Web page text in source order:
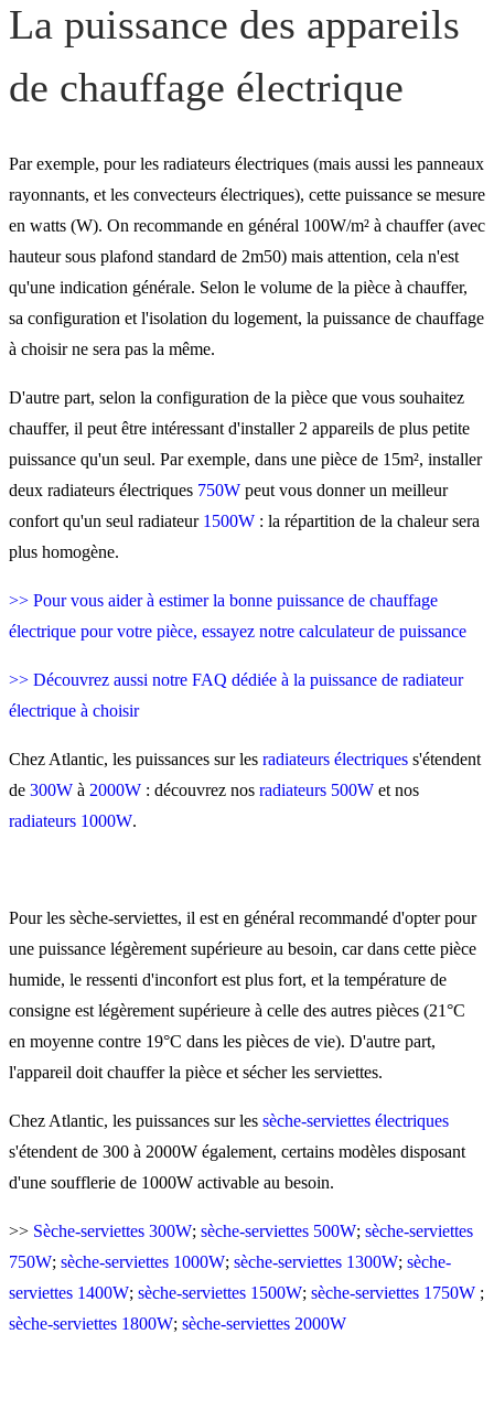
Les puissances de
chaleur air/eau
La puissance des appareils
de chauffage électrique
Par exemple, pour les radiateurs électriques (mais aussi les panneaux
rayonnants, et les convecteurs électriques), cette puissance se mesure
en watts (W). On recommande en général 100W/m² à chauffer (avec
hauteur sous plafond standard de 2m50) mais attention, cela n'est
qu'une indication générale. Selon le volume de la pièce à chauffer,
sa configuration et l'isolation du logement, la puissance de chauffage
à choisir ne sera pas la même.
D'autre part, selon la configuration de la pièce que vous souhaitez
chauffer, il peut être intéressant d'installer 2 appareils de plus petite
puissance qu'un seul. Par exemple, dans une pièce de 15m², installer
deux radiateurs électriques 750W peut vous donner un meilleur
confort qu'un seul radiateur 1500W : la répartition de la chaleur sera
plus homogène.
>> Pour vous aider à estimer la bonne puissance de chauffage
électrique pour votre pièce, essayez notre calculateur de puissance
>> Découvrez aussi notre FAQ dédiée à la puissance de radiateur
électrique à choisir
Chez Atlantic, les puissances sur les radiateurs électriques s'étendent
de 300W à 2000W : découvrez nos radiateurs 500W et nos
radiateurs 1000W.
Pour les sèche-serviettes, il est en général recommandé d'opter pour
une puissance légèrement supérieure au besoin, car dans cette pièce
humide, le ressenti d'inconfort est plus fort, et la température de
consigne est légèrement supérieure à celle des autres pièces (21°C
en moyenne contre 19°C dans les pièces de vie). D'autre part,
l'appareil doit chauffer la pièce et sécher les serviettes.
Chez Atlantic, les puissances sur les sèche-serviettes électriques
s'étendent de 300 à 2000W également, certains modèles disposant
d'une soufflerie de 1000W activable au besoin.
>> Sèche-serviettes 300W; sèche-serviettes 500W; sèche-serviettes
750W; sèche-serviettes 1000W; sèche-serviettes 1300W; sèche-
serviettes 1400W; sèche-serviettes 1500W; sèche-serviettes 1750W ;
sèche-serviettes 1800W; sèche-serviettes 2000W